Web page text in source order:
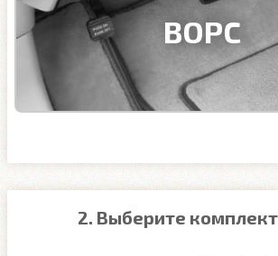
ВОРС
2. Выберите